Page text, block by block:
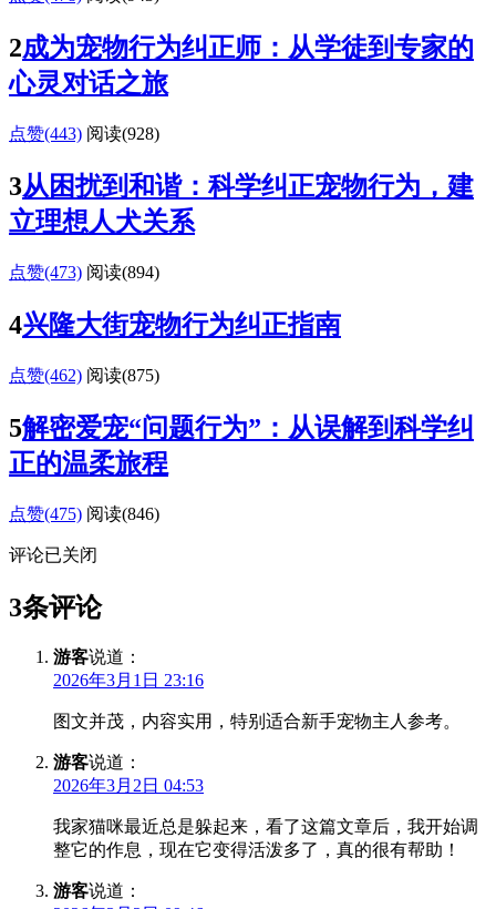
2成为宠物行为纠正师：从学徒到专家的
心灵对话之旅
点赞(443) 阅读(928)
3从困扰到和谐：科学纠正宠物行为，建
立理想人犬关系
点赞(473) 阅读(894)
4兴隆大街宠物行为纠正指南
点赞(462) 阅读(875)
5解密爱宠“问题行为”：从误解到科学纠
正的温柔旅程
点赞(475) 阅读(846)
评论已关闭
3条评论
游客说道：
2026年3月1日 23:16
图文并茂，内容实用，特别适合新手宠物主人参考。
游客说道：
2026年3月2日 04:53
我家猫咪最近总是躲起来，看了这篇文章后，我开始调
整它的作息，现在它变得活泼多了，真的很有帮助！
游客说道：